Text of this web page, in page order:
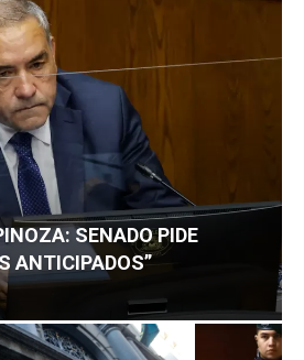
SENADO PIDE
ANTICIPADOS”